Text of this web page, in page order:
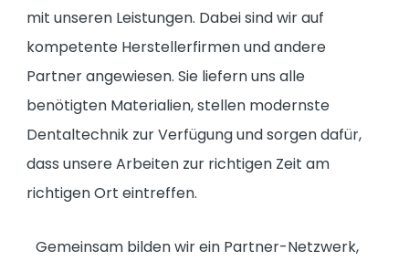
mit unseren Leistungen. Dabei sind wir auf
kompetente Herstellerfirmen und andere
Partner angewiesen. Sie liefern uns alle
benötigten Materialien, stellen modernste
Dentaltechnik zur Verfügung und sorgen dafür,
dass unsere Arbeiten zur richtigen Zeit am
richtigen Ort eintreffen.
Gemeinsam bilden wir ein Partner-Netzwerk,